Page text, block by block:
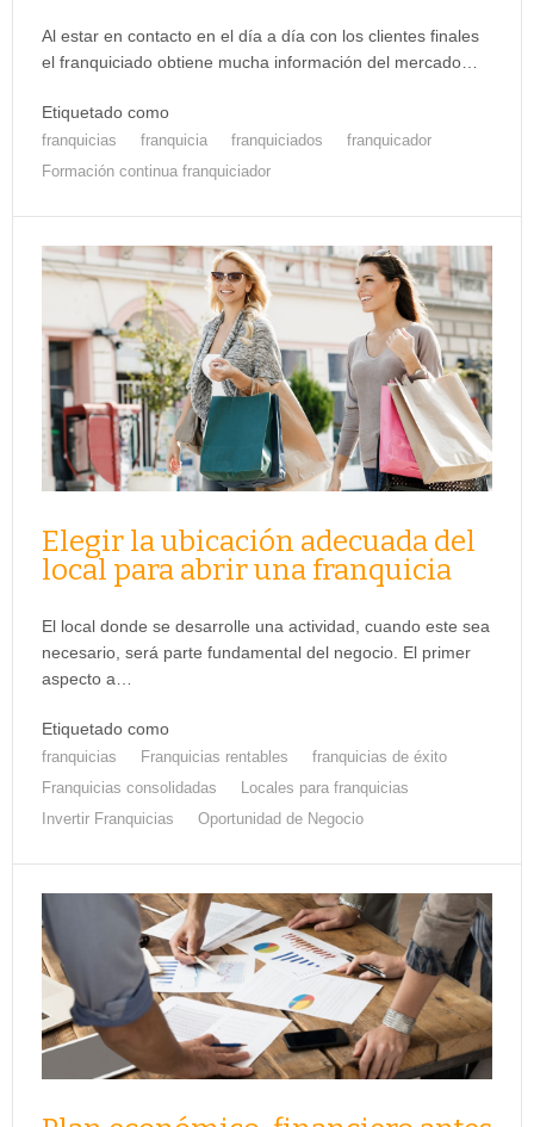
Al estar en contacto en el día a día con los clientes finales
el franquiciado obtiene mucha información del mercado…
Etiquetado como
franquicias franquicia franquiciados
franquicador
Formación continua franquiciador
Elegir la ubicación adecuada del
local para abrir una franquicia
El local donde se desarrolle una actividad, cuando este sea
necesario, será parte fundamental del negocio. El primer
aspecto a…
Etiquetado como
franquicias Franquicias rentables
franquicias de éxito
Franquicias consolidadas
Locales para franquicias
Invertir Franquicias
Oportunidad de Negocio